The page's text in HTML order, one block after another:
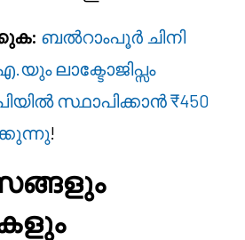
ബൽറാംപൂർ ചിനി
ലാക്ടോജിപ്സം
സ്ഥാപിക്കാൻ ₹450
!